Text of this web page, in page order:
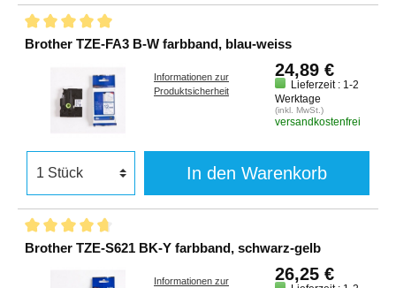
Brother TZE-FA3 B-W farbband, blau-weiss
Informationen zur
Produktsicherheit
24,89 €
Lieferzeit : 1-2
Werktage
(inkl. MwSt.)
versandkostenfrei
In den Warenkorb
Brother TZE-S621 BK-Y farbband, schwarz-gelb
Informationen zur
26,25 €